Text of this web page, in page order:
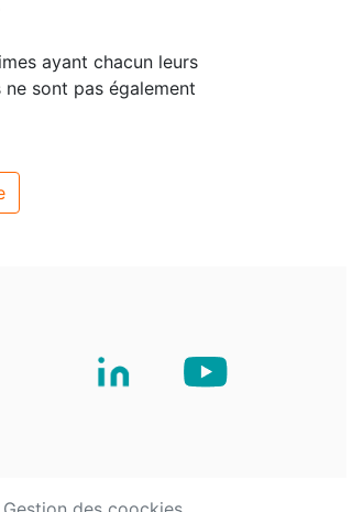
ayant chacun leurs
sont pas également